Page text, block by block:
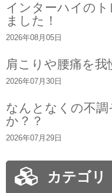
インターハイの
ました！
2026年08月05日
肩こりや腰痛を
2026年07月30日
なんとなくの不
か？？
2026年07月29日
カテゴリ